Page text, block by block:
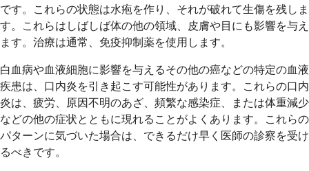
です。これらの状態は水疱を作り、それが破れて生傷を残しま
す。これらはしばしば体の他の領域、皮膚や目にも影響を与え
ます。治療は通常、免疫抑制薬を使用します。
白血病や血液細胞に影響を与えるその他の癌などの特定の血液
疾患は、口内炎を引き起こす可能性があります。これらの口内
炎は、疲労、原因不明のあざ、頻繁な感染症、または体重減少
などの他の症状とともに現れることがよくあります。これらの
パターンに気づいた場合は、できるだけ早く医師の診察を受け
るべきです。